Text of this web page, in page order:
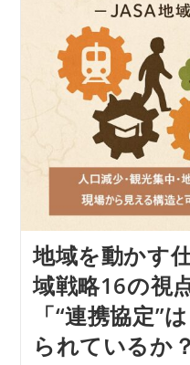
戦
略
16
の
視
点
【視
点
８】
「地
域
を
動
発
信
設
計
の
重
要
性」
地域を動かす
域戦略16の視
「“連携協定”
られているか